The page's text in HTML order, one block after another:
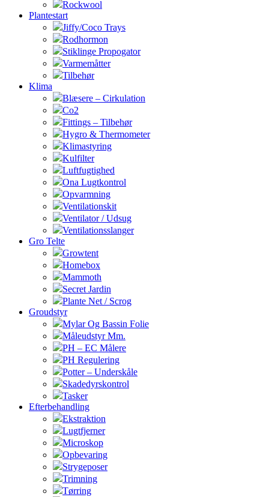
Rockwool
Plantestart
Jiffy/Coco Trays
Rodhormon
Stiklinge Propogator
Varmemåtter
Tilbehør
Klima
Blæsere – Cirkulation
Co2
Fittings – Tilbehør
Hygro & Thermometer
Klimastyring
Kulfilter
Luftfugtighed
Ona Lugtkontrol
Opvarmning
Ventilationskit
Ventilator / Udsug
Ventilationsslanger
Gro Telte
Growtent
Homebox
Mammoth
Secret Jardin
Plante Net / Scrog
Groudstyr
Mylar Og Bassin Folie
Måleudstyr Mm.
PH – EC Målere
PH Regulering
Potter – Underskåle
Skadedyrskontrol
Tasker
Efterbehandling
Ekstraktion
Lugtfjerner
Microskop
Opbevaring
Strygeposer
Trimning
Tørring